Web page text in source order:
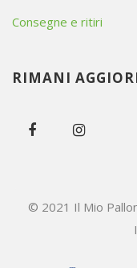
Consegne e ritiri
RIMANI
© 2021 Il Mio